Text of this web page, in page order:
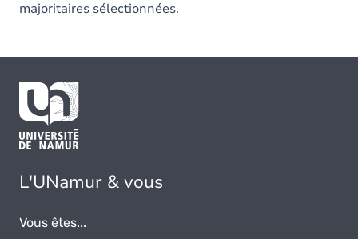
majoritaires sélectionnées.
L'UNamur & vous
Vous êtes...